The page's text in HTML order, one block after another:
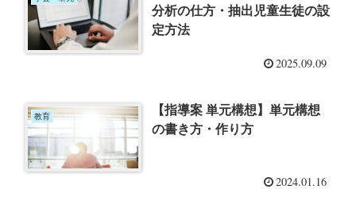
分析の仕方・抽出児童生徒の設
定方法
2025.09.09
教育
【指導案 単元構想】単元構想
の書き方・作り方
2024.01.16